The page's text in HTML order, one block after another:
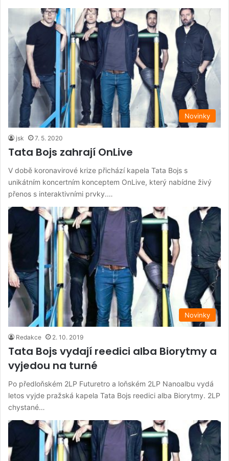
Novinky
jsk 7. 5. 2020
Tata Bojs zahrají OnLive
V době koronavirové krize přichází kapela Tata Bojs s
unikátním koncertním konceptem OnLive, který nabídne živý
přenos s interaktivními prvky.…
Novinky
Redakce 2. 10. 2019
Tata Bojs vydají reedici alba Biorytmy a
vyjedou na turné
Po předloňském 2LP Futuretro a loňském 2LP Nanoalbu vydá
letos vyjde pražská kapela Tata Bojs reedici alba Biorytmy. 2LP
chystané…